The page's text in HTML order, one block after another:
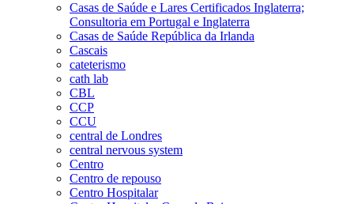
Casas de Saúde e Lares Certificados Inglaterra;
Consultoria em Portugal e Inglaterra
Casas de Saúde República da Irlanda
Cascais
cateterismo
cath lab
CBL
CCP
CCU
central de Londres
central nervous system
Centro
Centro de repouso
Centro Hospitalar